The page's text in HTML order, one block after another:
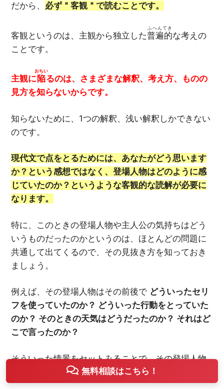
だから、 必ず＂客観＂で読むことです。
客観というのは、主観から独立した普遍的
ふへんてき
な考えの
ことです。
主観に 陥
おちい
るのは、さまざまな解釈、考え方、ものの
見方を知らないからです。
知らないために、1つの解釈、浅い解釈しかできない
のです。
現代文で点をとるためには、あなたがどう思います
か？という感想ではなく、登場人物はどのように感
じていたのか？というような客観的な読解が必要に
なります。
特に、このときの登場人物や主人公の気持ちはどう
いうものだったのかというのは、ほとんどの問題に
共通して出てくるので、その見抜き方を知っておき
ましょう。
例えば、その登場人物はその前後で どういったセリ
フを使っていたのか？ どういった行動をとっていた
のか？ そのときの天気はどうだったのか？ それはど
こで言ったのか？
そういった情景をセットみることで、その登場人物
の気持ちも分かってくるのです。
無料相談はこちら！